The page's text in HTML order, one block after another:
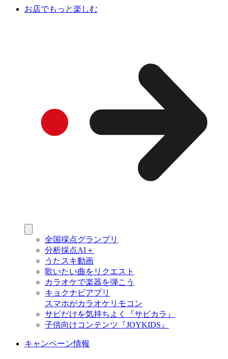
お店でもっと楽しむ
全国採点グランプリ
分析採点AI＋
うたスキ動画
歌いたい曲をリクエスト
カラオケで楽器を弾こう
キョクナビアプリ
スマホがカラオケリモコン
サビだけを気持ちよく『サビカラ』
子供向けコンテンツ『JOYKIDS』
キャンペーン情報